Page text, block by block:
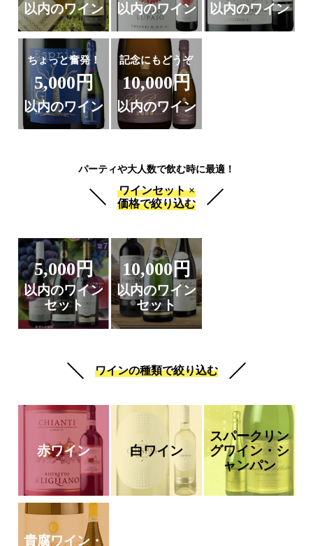
以内のワイン 以内のワイン 以内のワイン
ちょっと奮発！
5,000円
以内のワイン
記念にもどうぞ
10,000円
以内のワイン
パーティや大人数で飲む時に最適！
ワインセット ×
価格で絞り込む
5,000円
以内のワイン
セット
10,000円
以内のワイン
セット
ワインの種類で絞り込む
赤ワイン 白ワイン
スパークリン
グワイン・シ
ャンパン
貴腐ワイン・